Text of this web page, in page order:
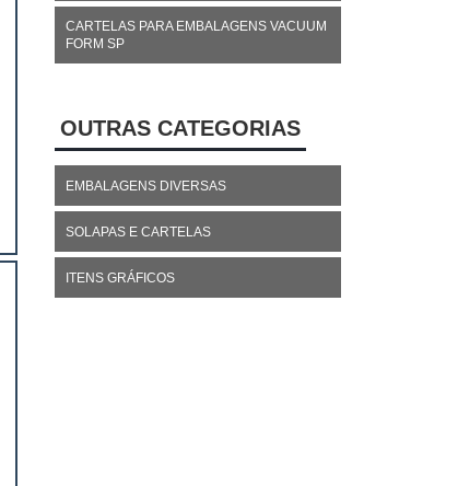
CARTELAS PARA EMBALAGENS VACUUM
FORM SP
OUTRAS CATEGORIAS
EMBALAGENS DIVERSAS
SOLAPAS E CARTELAS
ITENS GRÁFICOS